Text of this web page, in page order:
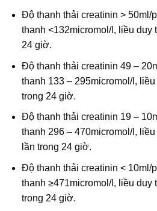
Độ thanh thải creatinin > 50ml/
thanh <132micromol/l, liều duy
24 giờ.
Độ thanh thải creatinin 49 –
thanh 133 – 295micromol/l,
trong 24 giờ.
Độ thanh thải creatinin 19 –
thanh 296 – 470micromol/I,
lần trong 24 giờ.
Độ thanh thải creatinin < 10ml/
thanh ≥471micromol/l, liều duy
trong 24 giờ.